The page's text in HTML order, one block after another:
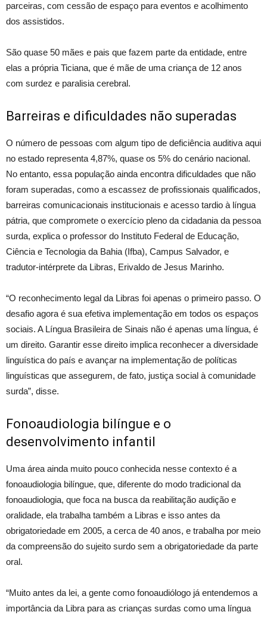
parceiras, com cessão de espaço para eventos e acolhimento
dos assistidos.
São quase 50 mães e pais que fazem parte da entidade, entre
elas a própria Ticiana, que é mãe de uma criança de 12 anos
com surdez e paralisia cerebral.
Barreiras e dificuldades não superadas
O número de pessoas com algum tipo de deficiência auditiva aqui
no estado representa 4,87%, quase os 5% do cenário nacional.
No entanto, essa população ainda encontra dificuldades que não
foram superadas, como a escassez de profissionais qualificados,
barreiras comunicacionais institucionais e acesso tardio à língua
pátria, que compromete o exercício pleno da cidadania da pessoa
surda, explica o professor do Instituto Federal de Educação,
Ciência e Tecnologia da Bahia (Ifba), Campus Salvador, e
tradutor-intérprete da Libras, Erivaldo de Jesus Marinho.
“O reconhecimento legal da Libras foi apenas o primeiro passo. O
desafio agora é sua efetiva implementação em todos os espaços
sociais. A Língua Brasileira de Sinais não é apenas uma língua, é
um direito. Garantir esse direito implica reconhecer a diversidade
linguística do país e avançar na implementação de políticas
linguísticas que assegurem, de fato, justiça social à comunidade
surda”, disse.
Fonoaudiologia bilíngue e o
desenvolvimento infantil
Uma área ainda muito pouco conhecida nesse contexto é a
fonoaudiologia bilíngue, que, diferente do modo tradicional da
fonoaudiologia, que foca na busca da reabilitação audição e
oralidade, ela trabalha também a Libras e isso antes da
obrigatoriedade em 2005, a cerca de 40 anos, e trabalha por meio
da compreensão do sujeito surdo sem a obrigatoriedade da parte
oral.
“Muito antes da lei, a gente como fonoaudiólogo já entendemos a
importância da Libra para as crianças surdas como uma língua